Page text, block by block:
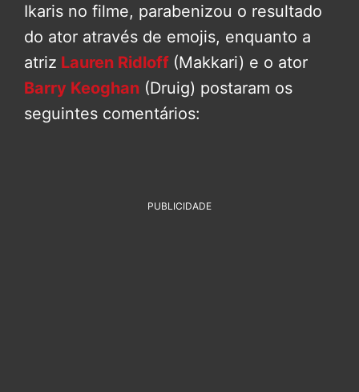
Ikaris no filme, parabenizou o resultado
do ator através de emojis, enquanto a
atriz Lauren Ridloff (Makkari) e o ator
Barry Keoghan (Druig) postaram os
seguintes comentários:
PUBLICIDADE